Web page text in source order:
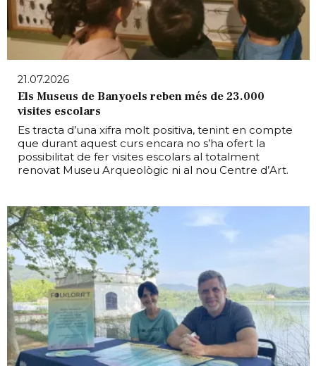
21.07.2026
Els Museus de Banyoels reben més de 23.000
visites escolars
Es tracta d’una xifra molt positiva, tenint en compte
que durant aquest curs encara no s’ha ofert la
possibilitat de fer visites escolars al totalment
renovat Museu Arqueològic ni al nou Centre d’Art.